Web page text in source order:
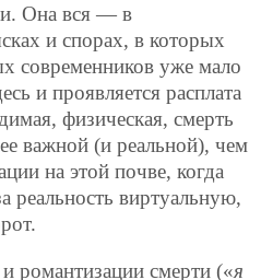
Она вся — в
и спорах, в которых
современников уже мало
и проявляется расплата
физическая, смерть
важной (и реальной), чем
на этой почве, когда
реальность виртуальную,
романтизации смерти («я